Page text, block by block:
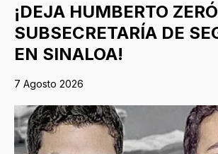
¡DEJA HUMBERTO
SUBSECRETARÍA DE
EN SINALOA!
7 Agosto 2026